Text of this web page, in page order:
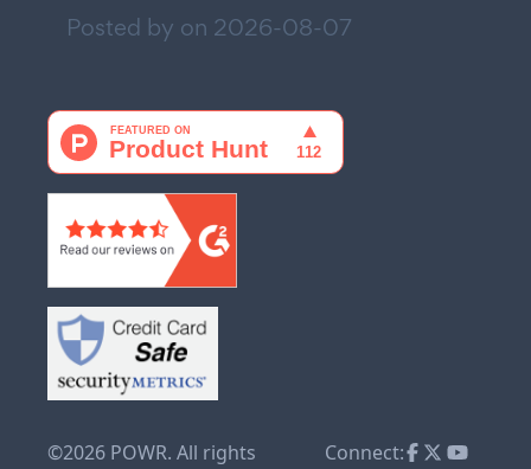
Posted by on 2026-08-07
©2026 POWR. All rights
Connect: